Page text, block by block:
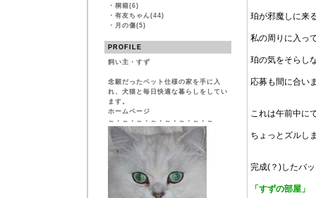
・ 桐箱(6)
・ 有友ちゃん(44)
・ 月の傷(5)
PROFILE
飼い主・すず
念願だったペット仕様の家を手に入
れ、犬猫と毎日快適な暮らしをしてい
ます。
ホームページ
～・～・～・～・～・～・～・～
珀が邪魔しに来
私の周りに入っ
珀の気をそらし
応募も間に合い
これは午前中に
ちょっとズルし
完成(？)したバ
「すずの部屋」